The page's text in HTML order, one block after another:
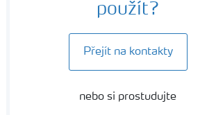
použít?
Přejít na kontakty
nebo si prostudujte